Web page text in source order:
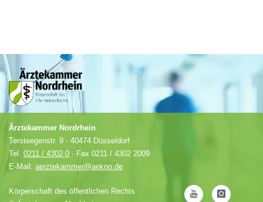
Ärztekammer Nordrhein
Tersteegenstr. 9 · 40474 Düsseldorf
Tel. 0211 / 4302-0 · Fax 0211 / 4302 2009
E-Mail: aerztekammer@aekno.de
Körperschaft des öffentlichen Rechts